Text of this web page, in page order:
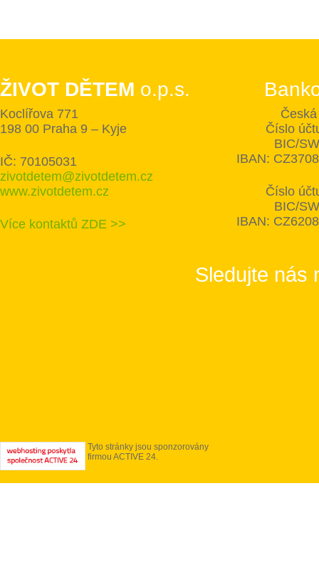
ŽIVOT DĚTEM o.p.s.
Koclířova 771
198 00 Praha 9 – Kyje
IČ: 70105031
zivotdetem@zivotdetem.cz
www.zivotdetem.cz
Více kontaktů ZDE >>
Číslo
BIC/
IBAN:
Číslo
BIC/
IBAN:
Sledujte nás
Tyto stránky jsou sponzorovány
firmou ACTIVE 24.